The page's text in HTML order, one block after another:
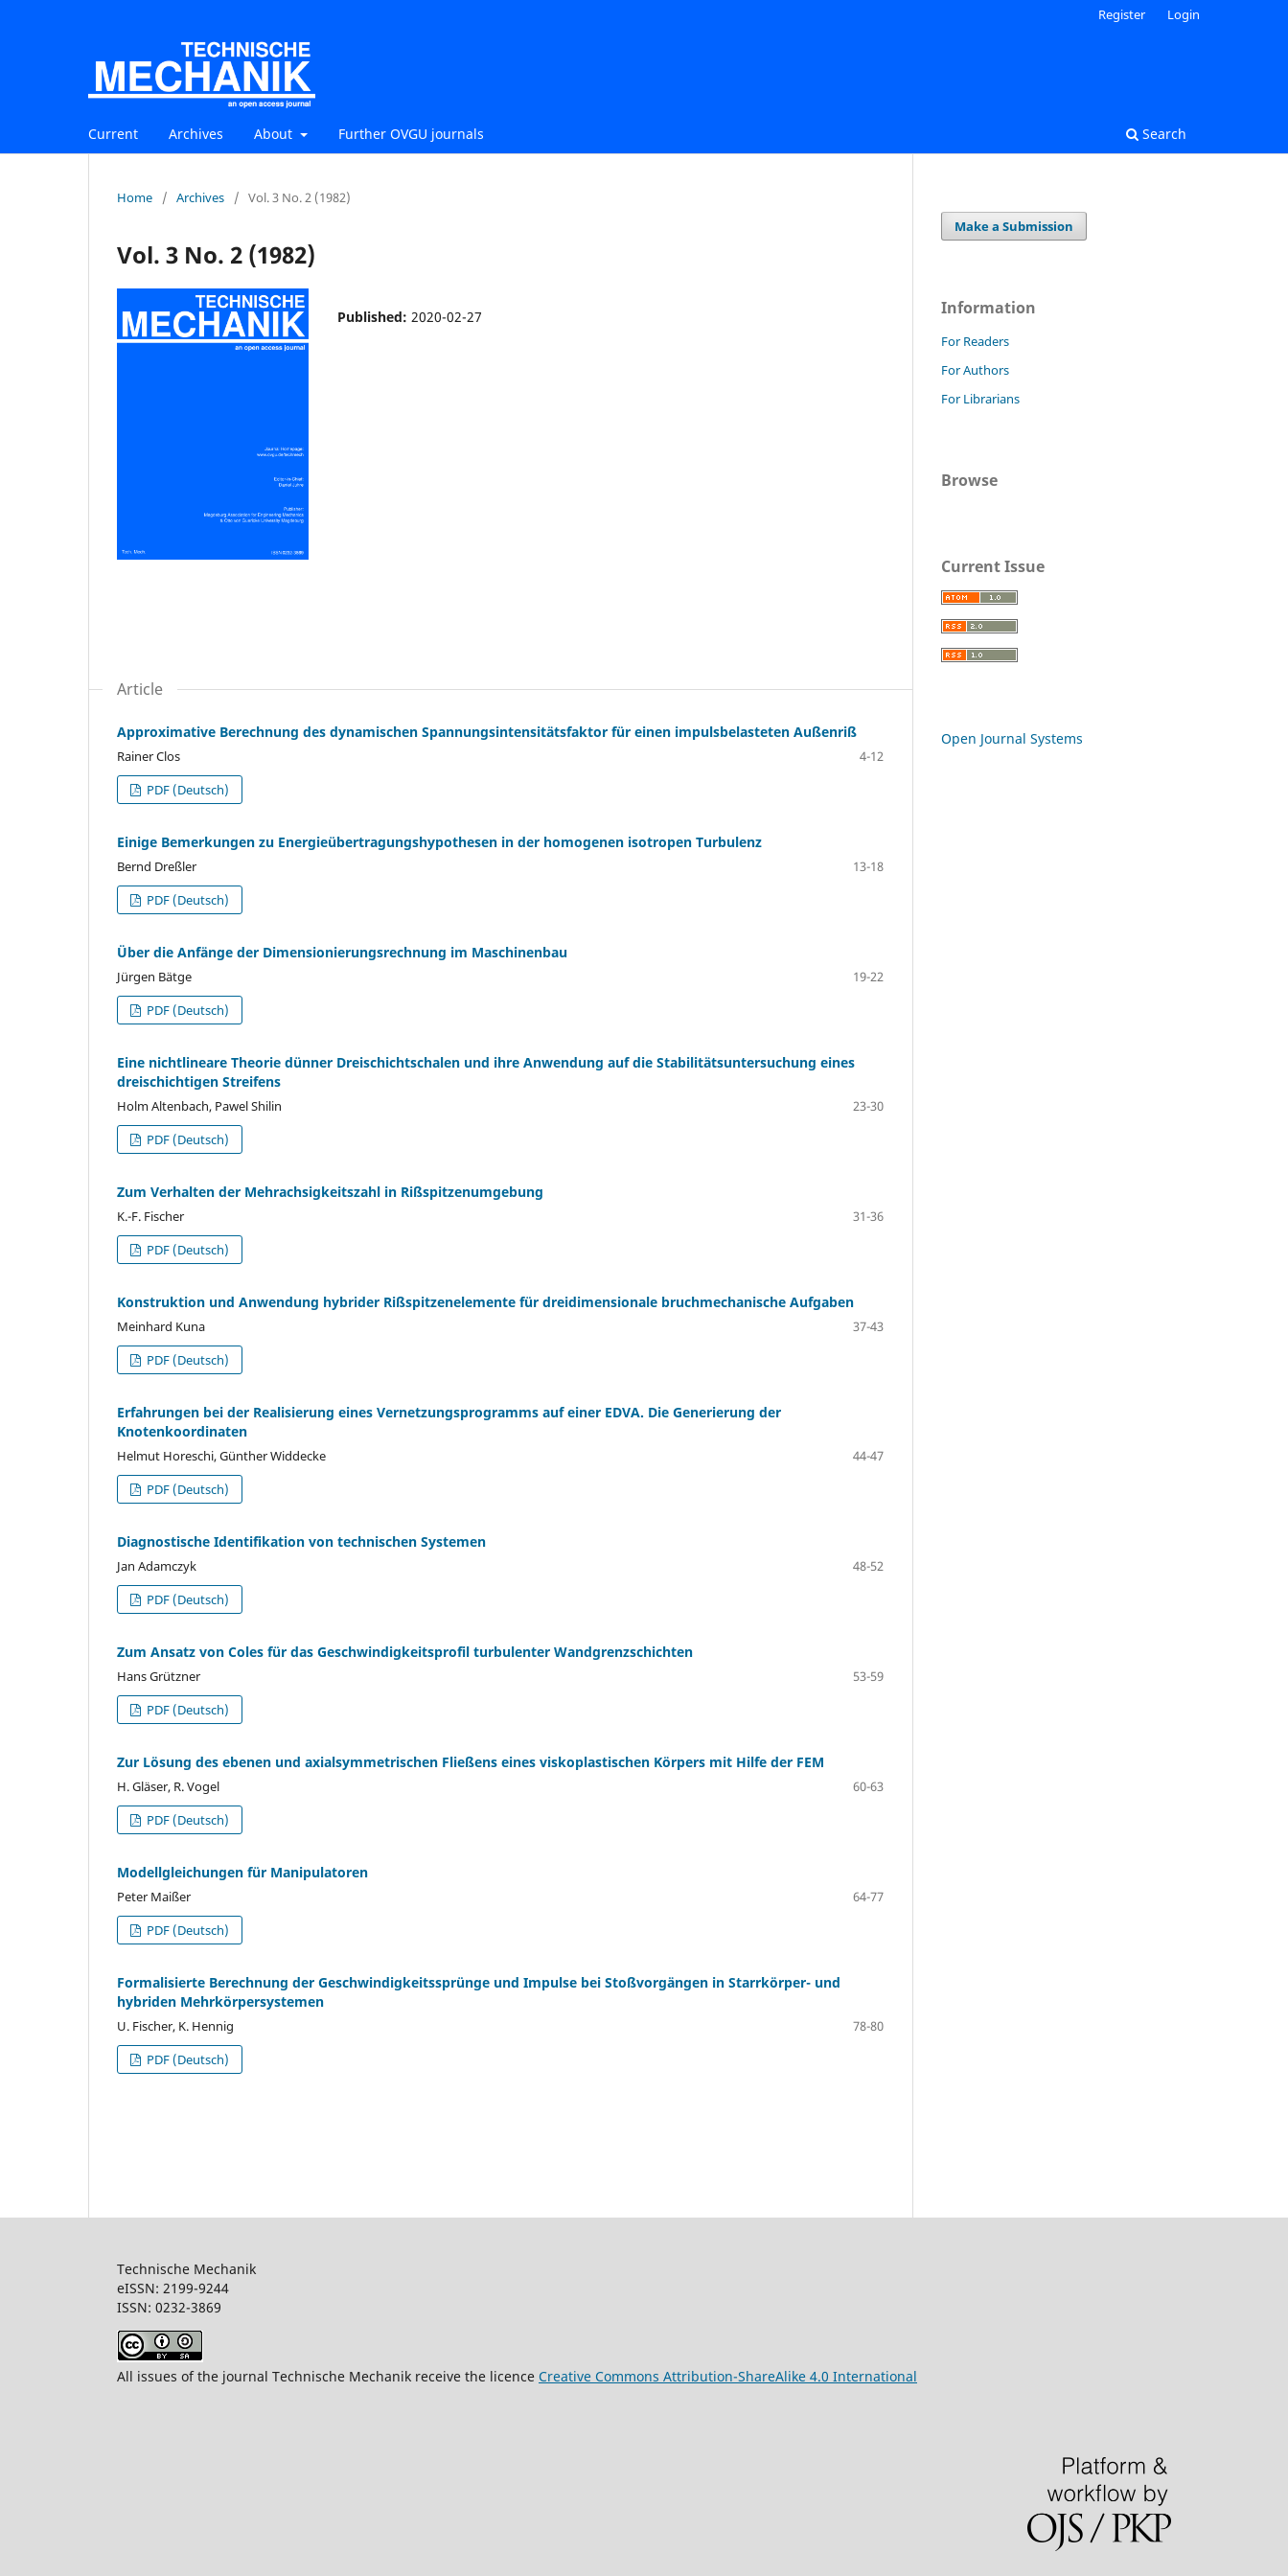
Current Archives About Further OVGU journals Search
Register Login
Home / Archives / Vol. 3 No. 2 (1982)
Vol. 3 No. 2 (1982)
Published: 2020-02-27
Article
Approximative Berechnung des dynamischen Spannungsintensitätsfaktor für einen impulsbelasteten Außenriß
Rainer Clos
4-12
PDF (Deutsch)
Einige Bemerkungen zu Energieübertragungshypothesen in der homogenen isotropen Turbulenz
Bernd Dreßler
13-18
PDF (Deutsch)
Über die Anfänge der Dimensionierungsrechnung im Maschinenbau
Jürgen Bätge
19-22
PDF (Deutsch)
Eine nichtlineare Theorie dünner Dreischichtschalen und ihre Anwendung auf die Stabilitätsuntersuchung eines
dreischichtigen Streifens
Holm Altenbach, Pawel Shilin
23-30
PDF (Deutsch)
Zum Verhalten der Mehrachsigkeitszahl in Rißspitzenumgebung
K.-F. Fischer
31-36
PDF (Deutsch)
Konstruktion und Anwendung hybrider Rißspitzenelemente für dreidimensionale bruchmechanische Aufgaben
Meinhard Kuna
37-43
PDF (Deutsch)
Erfahrungen bei der Realisierung eines Vernetzungsprogramms auf einer EDVA. Die Generierung der
Knotenkoordinaten
Helmut Horeschi, Günther Widdecke
44-47
PDF (Deutsch)
Diagnostische Identifikation von technischen Systemen
Jan Adamczyk
48-52
PDF (Deutsch)
Zum Ansatz von Coles für das Geschwindigkeitsprofil turbulenter Wandgrenzschichten
Hans Grützner
53-59
PDF (Deutsch)
Zur Lösung des ebenen und axialsymmetrischen Fließens eines viskoplastischen Körpers mit Hilfe der FEM
H. Gläser, R. Vogel
60-63
PDF (Deutsch)
Modellgleichungen für Manipulatoren
Peter Maißer
64-77
PDF (Deutsch)
Formalisierte Berechnung der Geschwindigkeitssprünge und Impulse bei Stoßvorgängen in Starrkörper- und
hybriden Mehrkörpersystemen
U. Fischer, K. Hennig
78-80
PDF (Deutsch)
Make a Submission
Information
For Readers
For Authors
For Librarians
Browse
Current Issue
Open Journal Systems
Technische Mechanik
eISSN: 2199-9244
ISSN: 0232-3869
All issues of the journal Technische Mechanik receive the licence Creative Commons Attribution-ShareAlike 4.0 International